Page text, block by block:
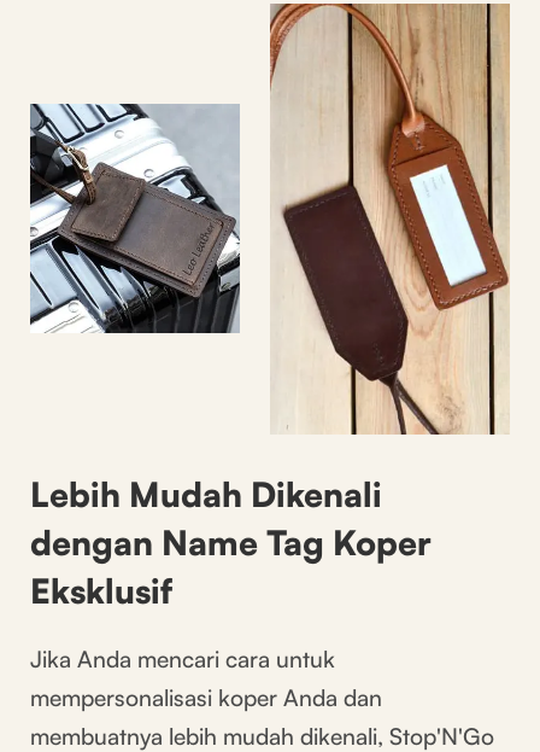
Lebih Mudah Dikenali
dengan Name Tag Koper
Eksklusif
Jika Anda mencari cara untuk
mempersonalisasi koper Anda dan
membuatnya lebih mudah dikenali, Stop'N'Go